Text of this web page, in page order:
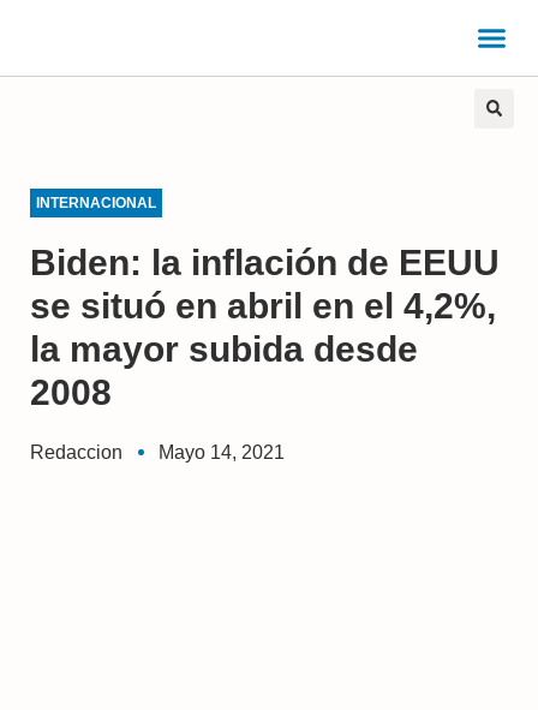
INTERNACIONAL
Biden: la inflación de EEUU
se situó en abril en el 4,2%,
la mayor subida desde
2008
Redaccion Mayo 14, 2021